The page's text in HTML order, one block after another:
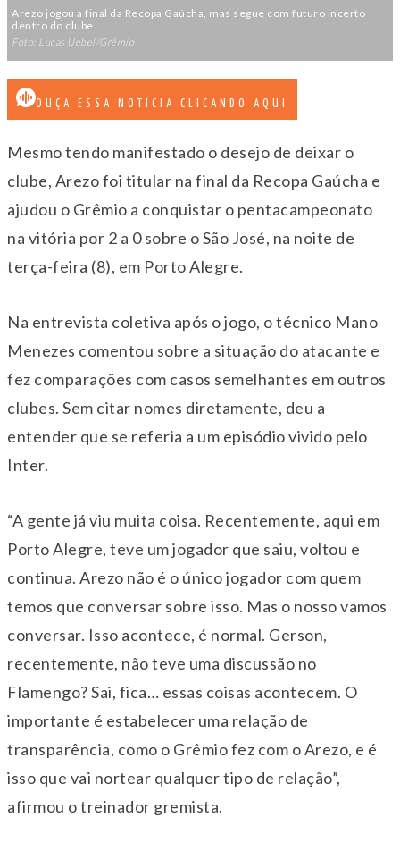
Arezo jogou a final da Recopa Gaúcha, mas segue com futuro incerto
dentro do clube
Foto: Lucas Uebel/Grêmio
OUÇA ESSA NOTÍCIA CLICANDO AQUI
Mesmo tendo manifestado o desejo de deixar o
clube, Arezo foi titular na final da Recopa Gaúcha e
ajudou o Grêmio a conquistar o pentacampeonato
na vitória por 2 a 0 sobre o São José, na noite de
terça-feira (8), em Porto Alegre.
Na entrevista coletiva após o jogo, o técnico Mano
Menezes comentou sobre a situação do atacante e
fez comparações com casos semelhantes em outros
clubes. Sem citar nomes diretamente, deu a
entender que se referia a um episódio vivido pelo
Inter.
“A gente já viu muita coisa. Recentemente, aqui em
Porto Alegre, teve um jogador que saiu, voltou e
continua. Arezo não é o único jogador com quem
temos que conversar sobre isso. Mas o nosso vamos
conversar. Isso acontece, é normal. Gerson,
recentemente, não teve uma discussão no
Flamengo? Sai, fica… essas coisas acontecem. O
importante é estabelecer uma relação de
transparência, como o Grêmio fez com o Arezo, e é
isso que vai nortear qualquer tipo de relação”,
afirmou o treinador gremista.